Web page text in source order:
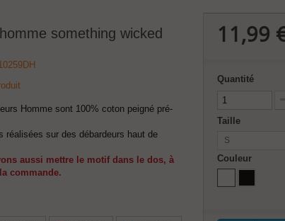
something wicked
Homme sont 100% coton peigné pré-
réalisées sur des débardeurs haut de
aussi mettre le motif dans le dos, à
commande.
11,99
Quantité
Taille
S
Couleur